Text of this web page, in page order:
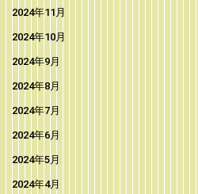
2024年11月
2024年10月
2024年9月
2024年8月
2024年7月
2024年6月
2024年5月
2024年4月